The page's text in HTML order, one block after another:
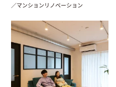
／マンションリノベーション